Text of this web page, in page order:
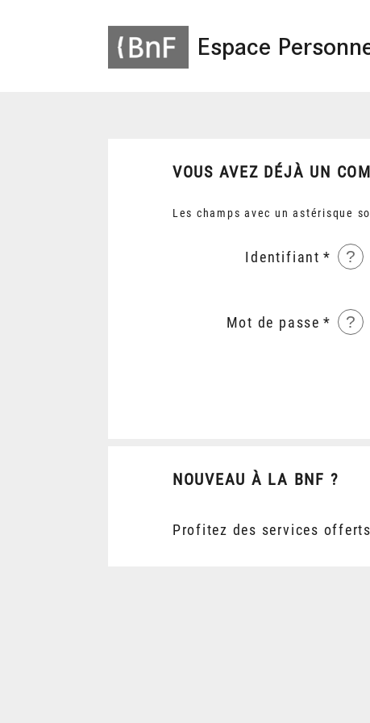
Espace
VOUS AVEZ DÉJÀ UN
Les champs avec un astérisque
Identifiant ?
Mot de passe ?
NOUVEAU À LA BNF ?
Profitez des services